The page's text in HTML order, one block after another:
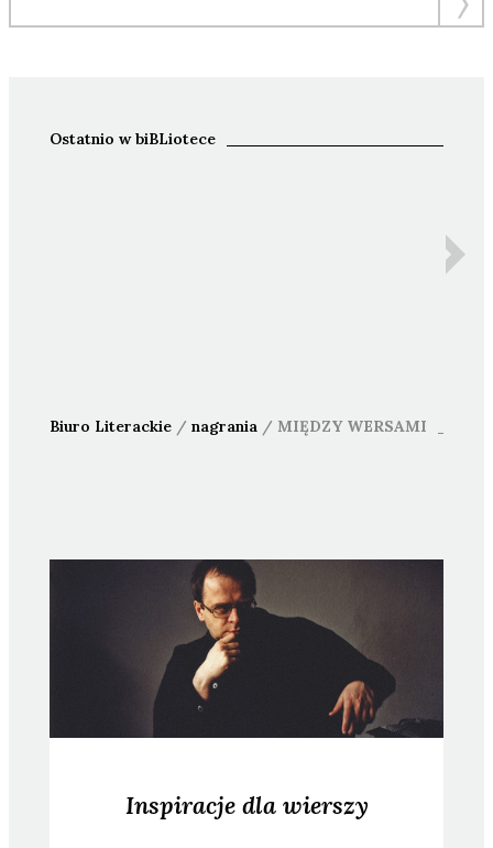
Ostatnio w biBLiotece
Biuro Literackie/ nagrania/ MIĘDZY WERSAMI
Inspiracje dla wierszy